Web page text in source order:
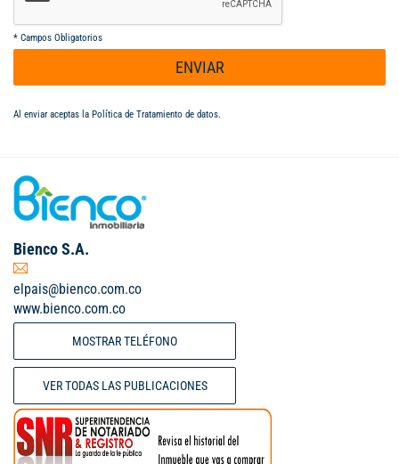
* Campos Obligatorios
ENVIAR
Al enviar aceptas la Política de Tratamiento de datos.
Bienco S.A.
elpais@bienco.com.co
www.bienco.com.co
MOSTRAR TELÉFONO
VER TODAS LAS PUBLICACIONES